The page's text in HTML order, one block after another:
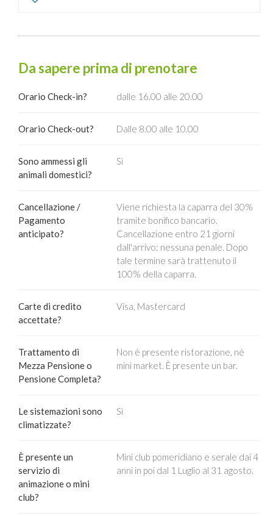
Da sapere prima di prenotare
Orario Check-in? dalle 16.00 alle 20.00
Orario Check-out? Dalle 8.00 alle 10.00
Sono ammessi gli
animali domestici?
Sì
Cancellazione /
Pagamento
anticipato?
Viene richiesta la caparra del 30%
tramite bonifico bancario.
Cancellazione entro 21 giorni
dall'arrivo: nessuna penale. Dopo
tale termine sarà trattenuto il
100% della caparra.
Carte di credito
accettate?
Visa, Mastercard
Trattamento di
Mezza Pensione o
Pensione Completa?
Non è presente ristorazione, nè
mini market. È presente un bar.
Le sistemazioni sono
climatizzate?
Sì
È presente un
servizio di
animazione o mini
club?
Mini club pomeridiano e serale dai 4
anni in poi dal 1 Luglio al 31 agosto.